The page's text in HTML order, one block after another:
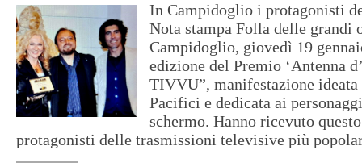
In Campidoglio i protagonisti
Nota stampa Folla delle grandi
Campidoglio, giovedì 19
edizione del Premio ‘Antenna
TIVVU”, manifestazione
Pacifici e dedicata ai
schermo. Hanno ricevuto
protagonisti delle trasmissioni televisive più